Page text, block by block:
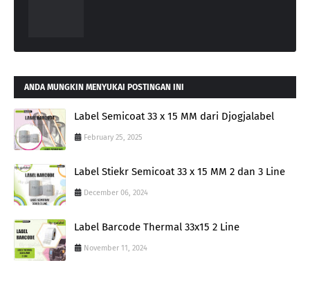
ANDA MUNGKIN MENYUKAI POSTINGAN INI
Label Semicoat 33 x 15 MM dari Djogjalabel
February 25, 2025
Label Stiekr Semicoat 33 x 15 MM 2 dan 3 Line
December 06, 2024
Label Barcode Thermal 33x15 2 Line
November 11, 2024